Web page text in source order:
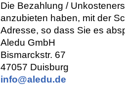
Die Bezahlung /
anzubieten haben, mit der
Adresse, so dass Sie es
Aledu GmbH
Bismarckstr. 67
47057 Duisburg
info@aledu.de